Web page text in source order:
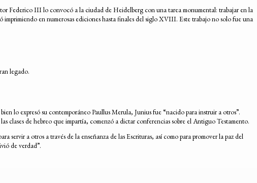
Federico III lo convocó a la ciudad de Heidelberg con una tarea monumental: trabajar en la
en numerosas ediciones hasta finales del siglo XVIII. Este trabajo no solo fue una
legado.
lo expresó su contemporáneo Paullus Merula, Junius fue “nacido para instruir a otros”.
clases de hebreo que impartía, comenzó a dictar conferencias sobre el Antiguo Testamento.
a otros a través de la enseñanza de las Escrituras, así como para promover la paz del
de verdad”.